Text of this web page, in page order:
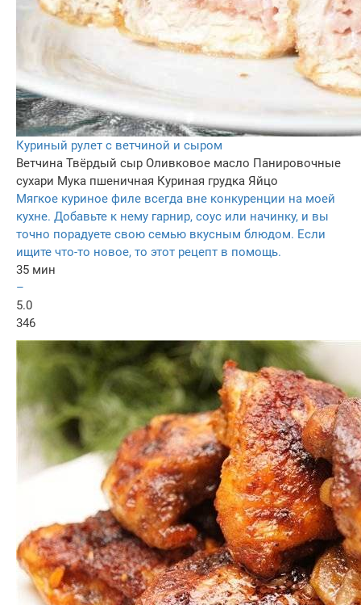
Куриный рулет с ветчиной и сыром
Ветчина Твёрдый сыр Оливковое масло Панировочные
сухари Мука пшеничная Куриная грудка Яйцо
Мягкое куриное филе всегда вне конкуренции на моей
кухне. Добавьте к нему гарнир, соус или начинку, и вы
точно порадуете свою семью вкусным блюдом. Если
ищите что-то новое, то этот рецепт в помощь.
35 мин
–
5.0
346